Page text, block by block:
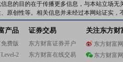
息的目的在于传播更多信息，与本站立场
原创性等。相关信息并未经过本网站证实，
产品
费版
2
证券交易
东方财富证券开户
东方财富在线交易
关注东方财
东方财富
东方财富